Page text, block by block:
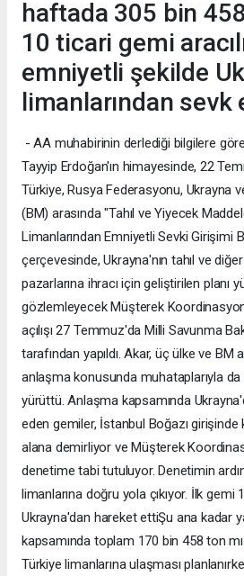
haftada 305 bin
10 ticari gemi
emniyetli şekilde
limanlarından sevk
- AA muhabirinin derlediği bilgilere
Tayyip Erdoğan'ın himayesinde, 22
Türkiye, Rusya Federasyonu, Ukrayna
(BM) arasında "Tahıl ve Yiyecek
Limanlarından Emniyetli Sevki Girişimi
çerçevesinde, Ukrayna'nın tahıl ve
pazarlarına ihracı için geliştirilen planı
gözlemleyecek Müşterek
açılışı 27 Temmuz'da Milli Savunma
tarafından yapıldı. Akar, üç ülke ve BM
anlaşma konusunda muhataplarıyla
yürüttü. Anlaşma kapsamında
eden gemiler, İstanbul Boğazı
alana demirliyor ve Müşterek
denetime tabi tutuluyor. Denetimin
limanlarına doğru yola çıkıyor. İlk
Ukrayna'dan hareket ettiŞu ana kadar
kapsamında toplam 170 bin 458 ton
Türkiye limanlarına ulaşması